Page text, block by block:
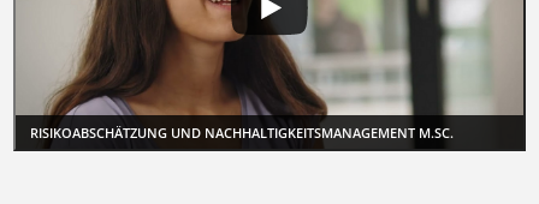
RISIKOABSCHÄTZUNG UND NACHHALTIGKEITSMANAGEMENT M.SC.